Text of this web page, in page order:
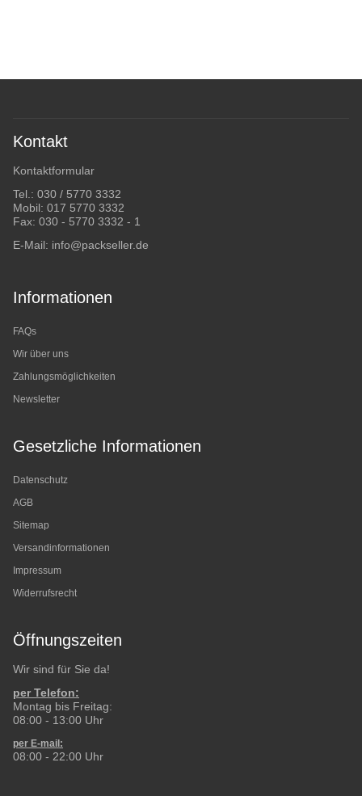
Kontakt
Kontaktformular
Tel.: 030 / 5770 3332
Mobil: 017 5770 3332
Fax: 030 - 5770 3332 - 1
E-Mail: info@packseller.de
Informationen
FAQs
Wir über uns
Zahlungsmöglichkeiten
Newsletter
Gesetzliche Informationen
Datenschutz
AGB
Sitemap
Versandinformationen
Impressum
Widerrufsrecht
Öffnungszeiten
Wir sind für Sie da!
per Telefon:
Montag bis Freitag:
08:00 - 13:00 Uhr
per E-mail:
08:00 - 22:00 Uhr